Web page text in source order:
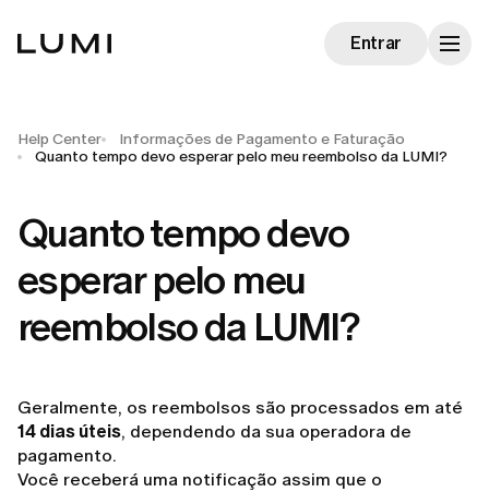
Entrar
Help Center
Informações de Pagamento e Faturação
Quanto tempo devo esperar pelo meu reembolso da LUMI?
Quanto tempo devo
esperar pelo meu
reembolso da LUMI?
Geralmente, os reembolsos são processados em até
14 dias úteis, dependendo da sua operadora de
pagamento.
Você receberá uma notificação assim que o